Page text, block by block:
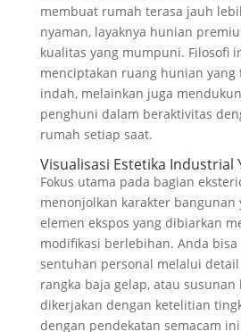
membuat rumah terasa jauh
nyaman, layaknya hunian
kualitas yang mumpuni. Filosofi
menciptakan ruang hunian yang
indah, melainkan juga
penghuni dalam beraktivitas
rumah setiap saat.
Visualisasi Estetika Industrial
Fokus utama pada bagian
menonjolkan karakter bangunan
elemen ekspos yang dibiarkan
modifikasi berlebihan. Anda
sentuhan personal melalui
rangka baja gelap, atau susunan
dikerjakan dengan ketelitian
dengan pendekatan semacam